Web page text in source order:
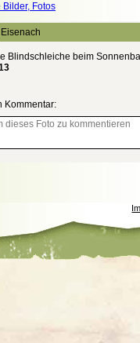
Bilder, Fotos
Eisenach
Blindschleiche beim
Kommentar: